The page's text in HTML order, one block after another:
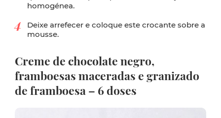
homogénea.
Deixe arrefecer e coloque este crocante sobre a
mousse.
Creme de chocolate negro,
framboesas maceradas e granizado
de framboesa – 6 doses